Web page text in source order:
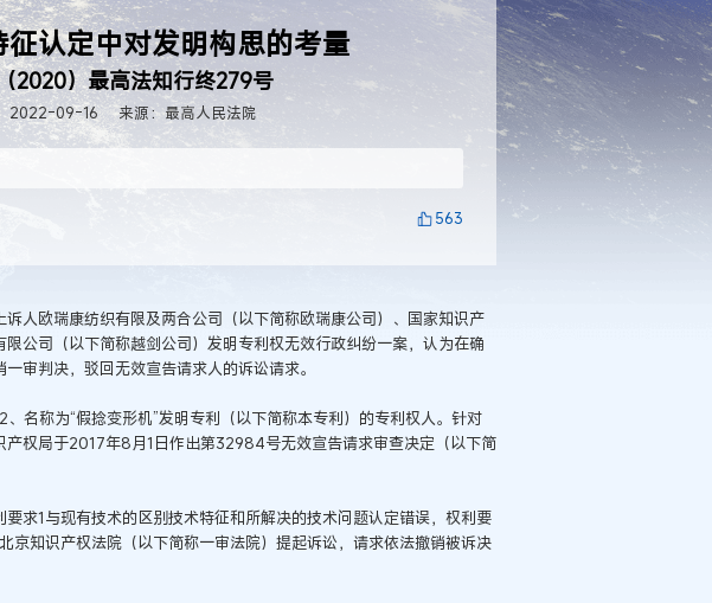
认定中对发明构思的考量
）最高法知行终279号
2022-09-16 来源：最高人民法院
563
人欧瑞康纺织有限及两合公司（以下简称欧瑞康公司）、国家知识产
公司（以下简称越剑公司）发明专利权无效行政纠纷一案，认为在确
审判决，驳回无效宣告请求人的诉讼请求。
名称为“假捻变形机”发明专利（以下简称本专利）的专利权人。针对
产权局于2017年8月1日作出第32984号无效宣告请求审查决定（以下简
求1与现有技术的区别技术特征和所解决的技术问题认定错误，权利要
京知识产权法院（以下简称一审法院）提起诉讼，请求依法撤销被诉决